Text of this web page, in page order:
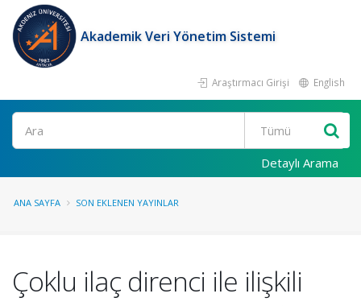
Akademik Veri Yönetim Sistemi
Araştırmacı Girişi English
Ara
Detaylı Arama
ANA SAYFA SON EKLENEN YAYINLAR
Çoklu ilaç direnci ile ilişkili